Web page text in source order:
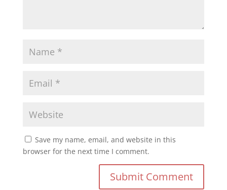
Save my name, email, and website in this
browser for the next time I comment.